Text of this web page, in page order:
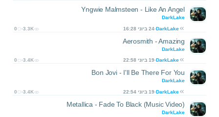
Yngwie Malmsteen - Like An Angel
DarkLake
DarkLake 24 ביוני 16:28 0 3.3K
Aerosmith - Amazing
DarkLake
DarkLake 19 ביוני 22:58 0 3.4K
Bon Jovi - I'll Be There For You
DarkLake
DarkLake 19 ביוני 22:54 0 3.4K
Metallica - Fade To Black (Music Video)
DarkLake